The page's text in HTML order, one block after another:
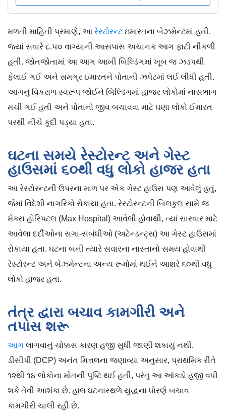
મળતી માહિતી પ્રમાણે, આ રેસ્ટોરન્ટ ઇમારતના બેઝમેન્ટમાં હતી.
જ્યાં સવારે ૮.૫૦ વાગ્યાની આસપાસ અચાનક આગ ફાટી નીકળી
હતી. જોતજોતામાં આ આગ આખી બિલ્ડિંગમાં ખૂબ જ ઝડપથી
ફેલાઈ ગઈ અને સમગ્ર ઇમારતને પોતાની ઝપેટમાં લઈ લીધી હતી.
આગનું વિકરાળ સ્વરૂપ જોઈને બિલ્ડિંગમાં હાજર લોકોમાં નાસભાગ
મચી ગઈ હતી અને પોતાનો જીવ બચાવવા માટે ઘણા લોકો ઈમારત
પરથી નીચે કૂદી પડ્યા હતા.
ઘટના સમયે રેસ્ટોરન્ટ અને ગેસ્ટ
હાઉસમાં ૬૦થી વધુ લોકો હાજર હતા
આ રેસ્ટોરન્ટની ઉપરના માળ પર એક ગેસ્ટ હાઉસ પણ આવેલું હતું,
જેમાં વિદેશી નાગરિકો રોકાયા હતા. રેસ્ટોરન્ટની બિલકુલ સામે જ
મેક્સ હોસ્પિટલ (Max Hospital) આવેલી હોવાથી, ત્યાં સારવાર માટે
આવેલા દર્દીઓના સગા-સંબંધીઓ (અટેન્ડન્ટ્સ) આ ગેસ્ટ હાઉસમાં
રોકાયા હતા. ઘટના બની ત્યારે સવારના નાસ્તાનો સમય હોવાથી
રેસ્ટોરન્ટ અને બેઝમેન્ટના અન્ય રૂમોમાં થઈને આશરે ૬૦થી વધુ
લોકો હાજર હતા.
તંત્ર દ્વારા બચાવ કામગીરી અને
તપાસ શરૂ
આગ લાગવાનું ચોક્કસ કારણ હજી સુધી જાણી શકાયું નથી.
ડીસીપી (DCP) અનંત મિત્તલના જણાવ્યા અનુસાર, પ્રાથમિક રીતે
૧૨થી ૧૪ લોકોના મોતની પુષ્ટિ થઈ હતી, પરંતુ આ આંકડો હજી વધી
શકે તેવી આશંકા છે. હાલ ઘટનાસ્થળે યુદ્ધના ધોરણે બચાવ
કામગીરી ચાલી રહી છે.